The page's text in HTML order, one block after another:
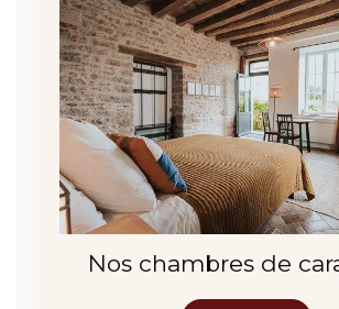
Nos chambres de